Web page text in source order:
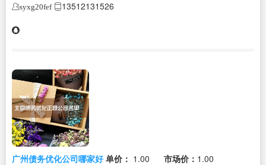
syxg20fef 13512131526
广州债务优化公司哪家好 单价： 1.00 市场价： 1.00